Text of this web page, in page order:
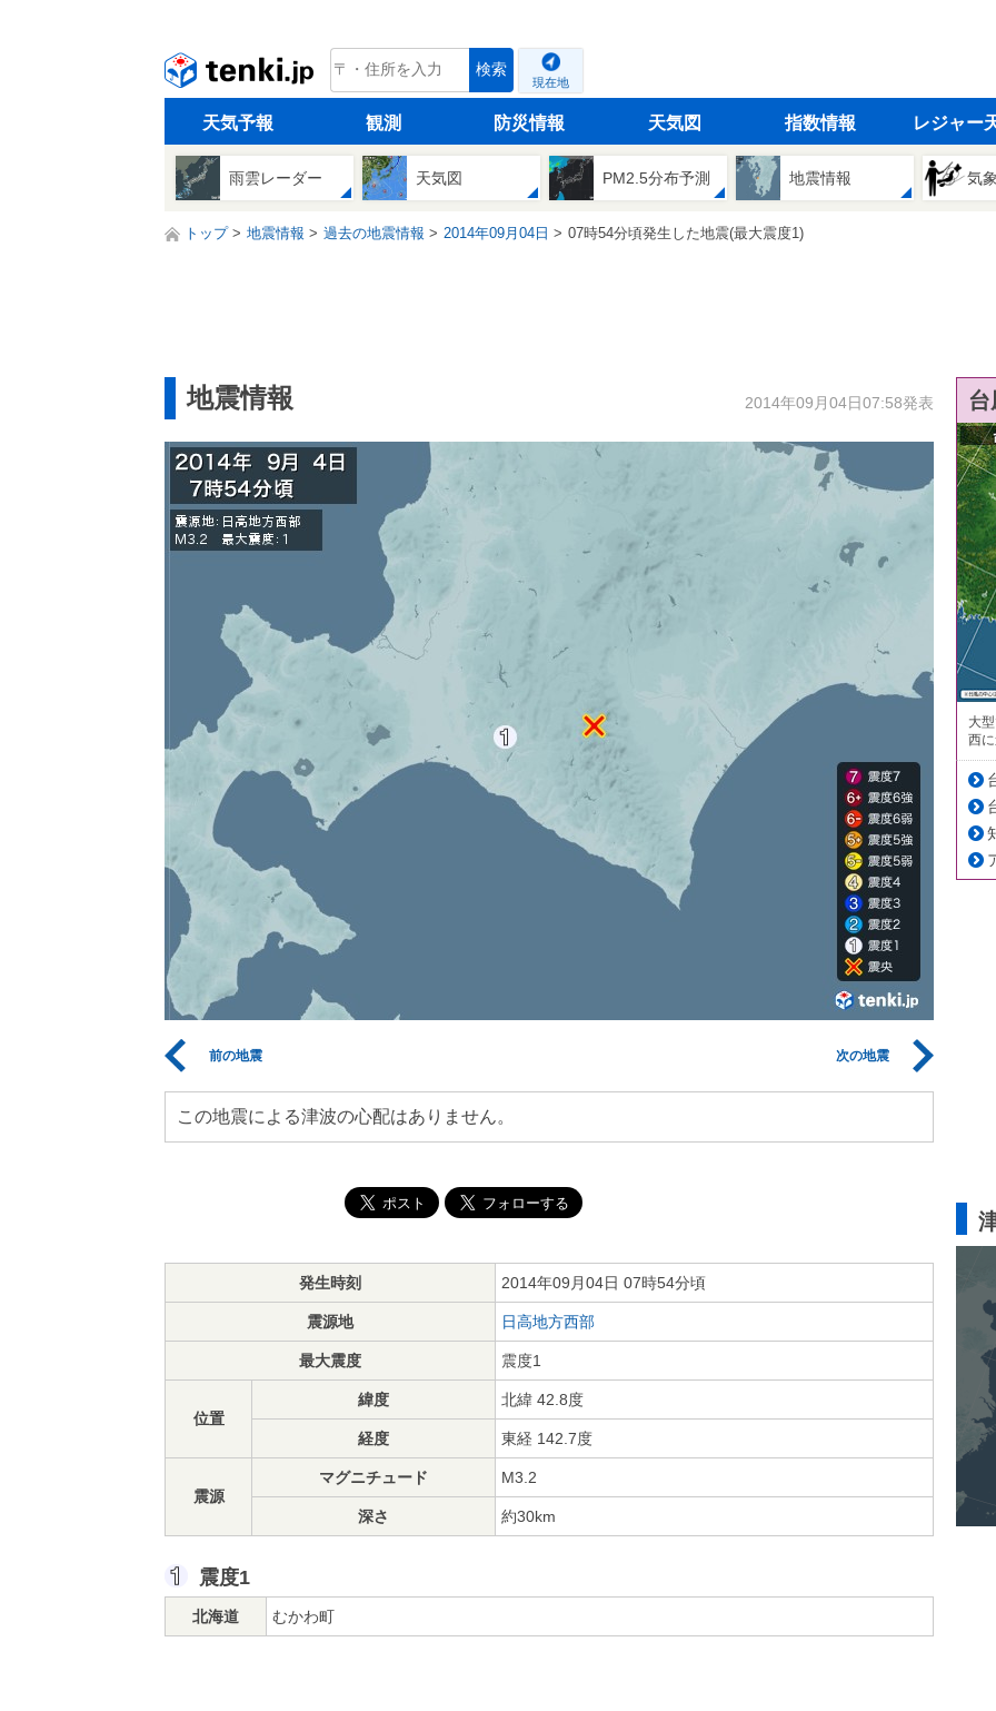
tenki.jp 検索
現在地
天気予報 観測 防災情報 天気図 指数情報 レジャー
雨雲レーダー 天気図 PM2.5分布予測 地震情報 気
トップ 地震情報 過去の地震情報 2014年09月04日 07時54分頃発生した地震(最大震度1)
地震情報 2014年09月04日07:58発表
前の地震 次の地震
この地震による津波の心配はありません。
発生時刻 2014年09月04日 07時54分頃
震源地 日高地方西部
最大震度 震度1
位置
緯度 北緯 42.8度
経度 東経 142.7度
震源
マグニチュード M3.2
深さ 約30km
震度1
北海道 むかわ町
大
西